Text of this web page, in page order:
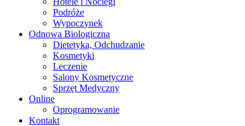
Podróże
Wypoczynek
Odnowa Biologiczna
Dietetyka, Odchudzanie
Kosmetyki
Leczenie
Salony Kosmetyczne
Sprzęt Medyczny
Online
Oprogramowanie
Kontakt